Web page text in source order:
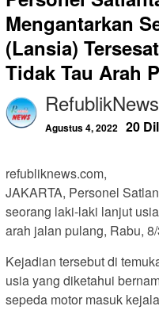
Mengantarkan
(Lansia)
Tidak Tau Arah
RefublikNews
Agustus 4, 2022 20
refubliknews.com,
JAKARTA, Personel
seorang laki-laki lanjut
arah jalan pulang, Rabu,
Kejadian tersebut di
usia yang diketahui
sepeda motor masuk